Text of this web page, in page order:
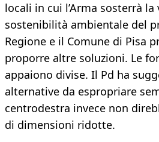
locali in cui l’Arma sosterrà
sostenibilità ambientale del
Regione e il Comune di Pisa
proporre altre soluzioni. Le
appaiono divise. Il Pd ha
alternative da espropriare
centrodestra invece non
di dimensioni ridotte.